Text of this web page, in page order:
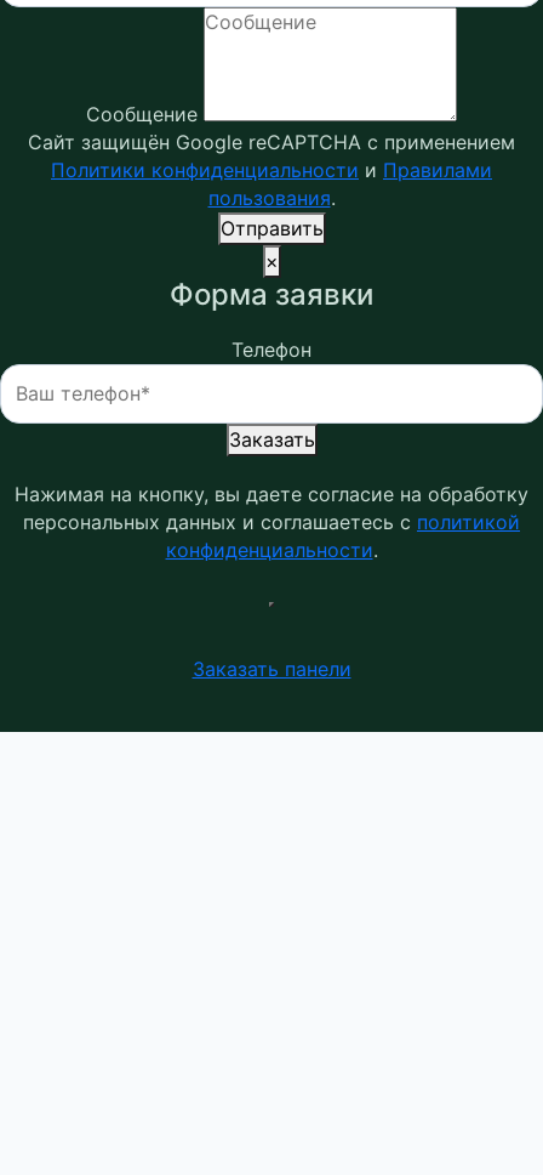
Сообщение
Сайт защищён Google reCAPTCHA с применением
Политики конфиденциальности и Правилами
пользования.
Отправить
×
Форма заявки
Телефон
Заказать
Нажимая на кнопку, вы даете согласие на обработку
персональных данных и соглашаетесь c политикой
конфиденциальности.
Заказать панели